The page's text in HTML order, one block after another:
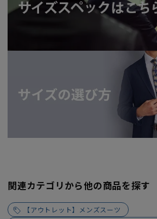
関連カテゴリから他の商品を探す
【アウトレット】メンズスーツ